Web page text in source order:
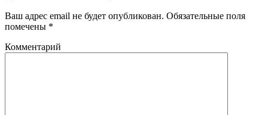
Ваш адрес email не будет опубликован. Обязательные поля
помечены *
Комментарий